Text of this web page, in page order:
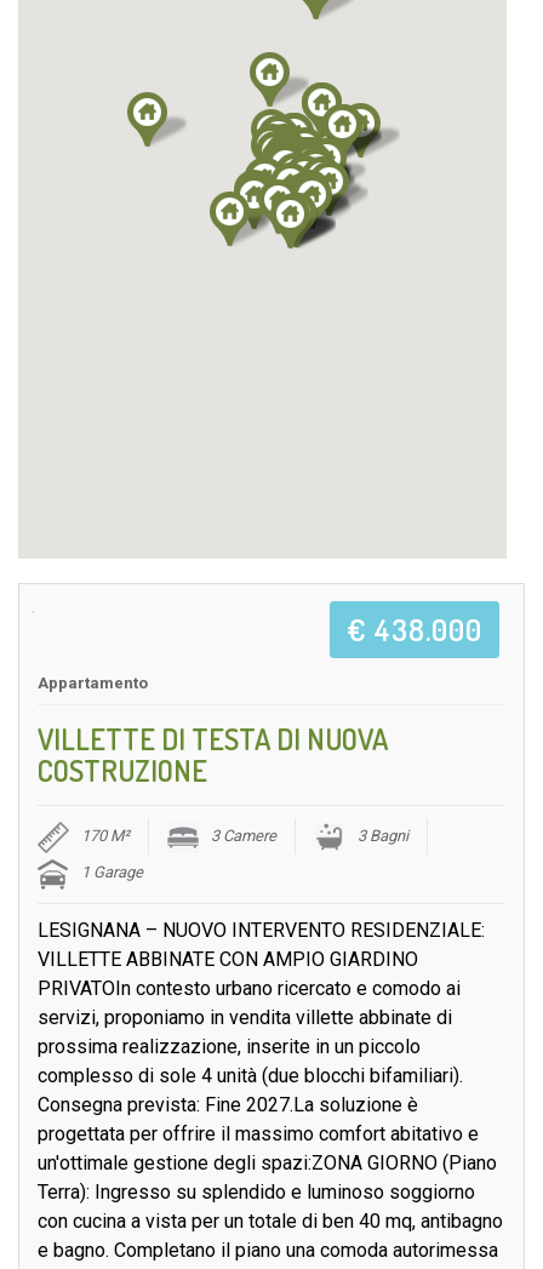
Appartamento
VILLETTE DI TESTA DI NUOVA
COSTRUZIONE
€ 438.000
170 M² 3 Camere
3 Bagni
1 Garage
LESIGNANA – NUOVO INTERVENTO RESIDENZIALE:
VILLETTE ABBINATE CON AMPIO GIARDINO
PRIVATOIn contesto urbano ricercato e comodo ai
servizi, proponiamo in vendita villette abbinate di
prossima realizzazione, inserite in un piccolo
complesso di sole 4 unità (due blocchi bifamiliari).
Consegna prevista: Fine 2027.La soluzione è
progettata per offrire il massimo comfort abitativo e
un'ottimale gestione degli spazi:ZONA GIORNO (Piano
Terra): Ingresso su splendido e luminoso soggiorno
con cucina a vista per un totale di ben 40 mq, antibagno
e bagno. Completano il piano una comoda autorimessa